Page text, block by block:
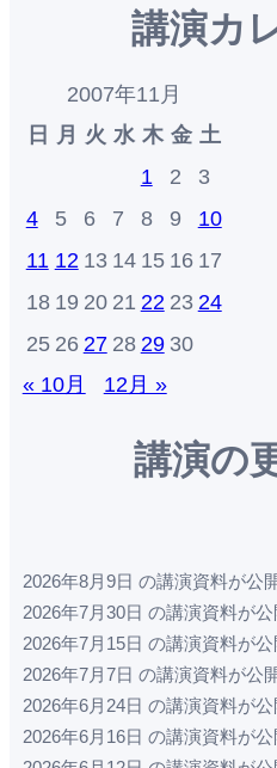
講演カ
2007年11月
日
月 火 水 木 金 土
1
2
3
4
5 6 7 8 9
10
11 12 13 14 15 16 17
18 19 20 21 22 23 24
25 26 27 28 29 30
« 10月
12月 »
講演の
2026年8月9日 の講演資料が公
2026年7月30日 の講演資料が公
2026年7月15日 の講演資料が公
2026年7月7日 の講演資料が公
2026年6月24日 の講演資料が公
2026年6月16日 の講演資料が公